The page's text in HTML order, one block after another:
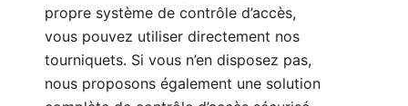
propre système de contrôle d’accès,
vous pouvez utiliser directement nos
tourniquets. Si vous n’en disposez pas,
nous proposons également une solution